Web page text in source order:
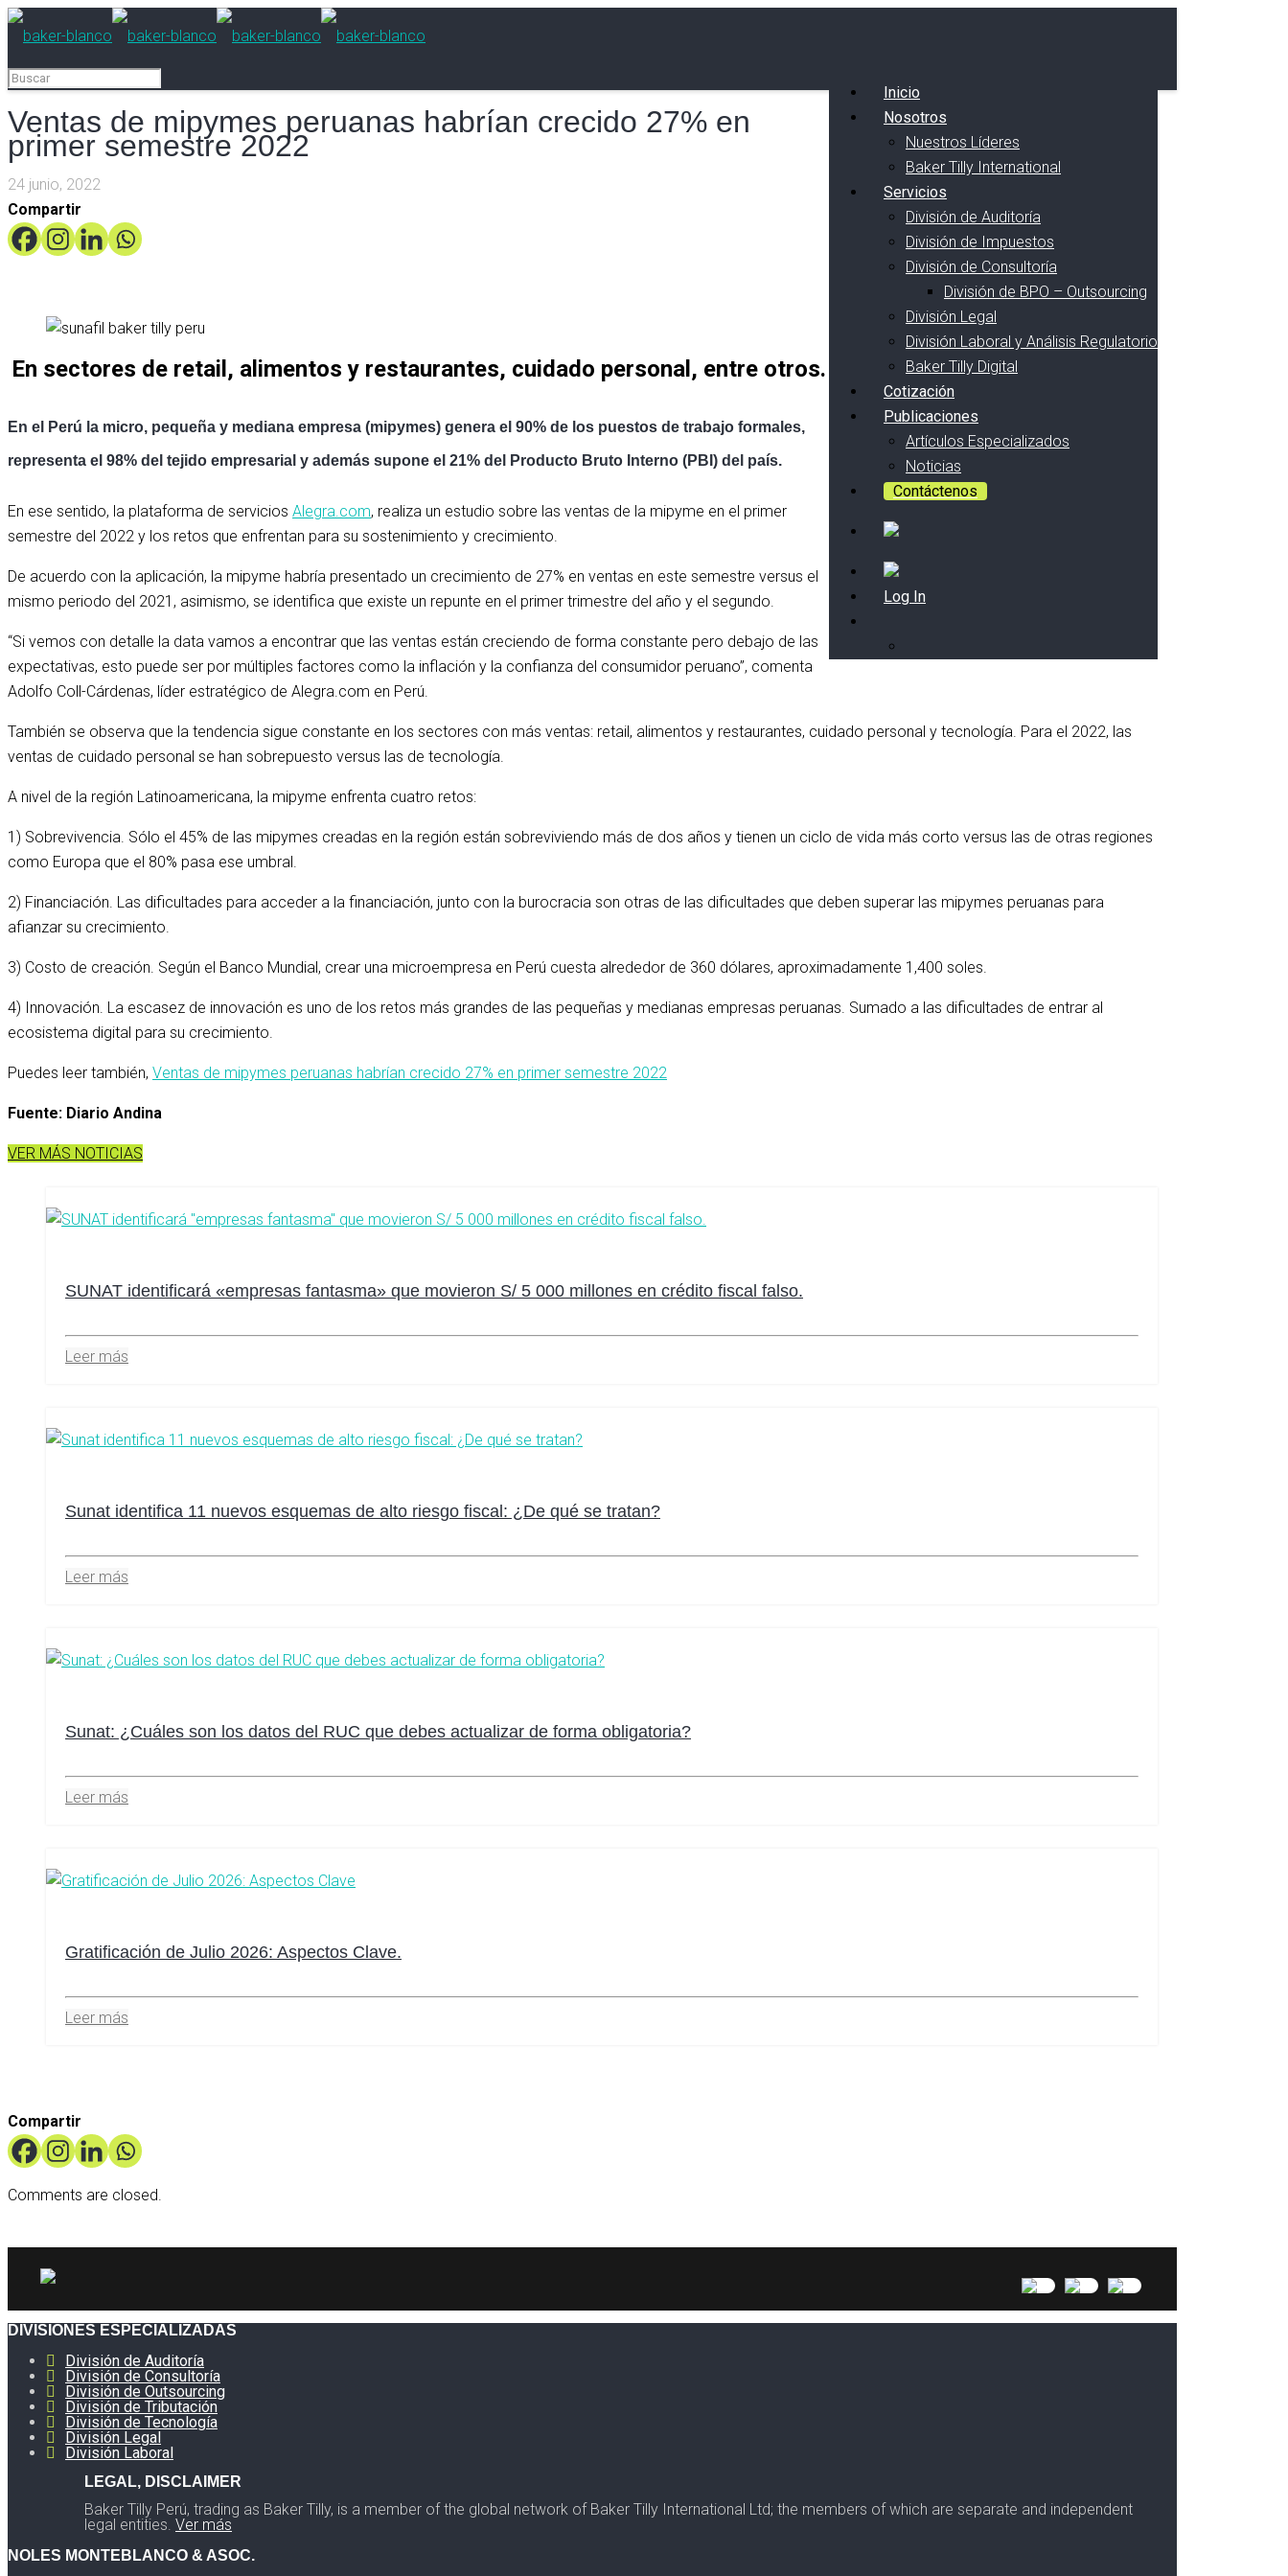
Inicio
Nosotros
Nuestros Líderes
Baker Tilly International
Servicios
División de Auditoría
División de Impuestos
División de Consultoría
División de BPO – Outsourcing
División Legal
División Laboral y Análisis Regulatorio
Baker Tilly Digital
Cotización
Publicaciones
Artículos Especializados
Noticias
Contáctenos
Log In
Ventas de mipymes peruanas habrían crecido 27% en
primer semestre 2022
24 junio, 2022
Compartir
En sectores de retail, alimentos y restaurantes, cuidado personal, entre otros.
En el Perú la micro, pequeña y mediana empresa (mipymes) genera el 90% de los puestos de trabajo formales,
representa el 98% del tejido empresarial y además supone el 21% del Producto Bruto Interno (PBI) del país.
En ese sentido, la plataforma de servicios Alegra.com, realiza un estudio sobre las ventas de la mipyme en el primer
semestre del 2022 y los retos que enfrentan para su sostenimiento y crecimiento.
De acuerdo con la aplicación, la mipyme habría presentado un crecimiento de 27% en ventas en este semestre versus el
mismo periodo del 2021, asimismo, se identifica que existe un repunte en el primer trimestre del año y el segundo.
“Si vemos con detalle la data vamos a encontrar que las ventas están creciendo de forma constante pero debajo de las
expectativas, esto puede ser por múltiples factores como la inflación y la confianza del consumidor peruano”, comenta
Adolfo Coll-Cárdenas, líder estratégico de Alegra.com en Perú.
También se observa que la tendencia sigue constante en los sectores con más ventas: retail, alimentos y restaurantes, cuidado personal y tecnología. Para el 2022, las
ventas de cuidado personal se han sobrepuesto versus las de tecnología.
A nivel de la región Latinoamericana, la mipyme enfrenta cuatro retos:
1) Sobrevivencia. Sólo el 45% de las mipymes creadas en la región están sobreviviendo más de dos años y tienen un ciclo de vida más corto versus las de otras regiones
como Europa que el 80% pasa ese umbral.
2) Financiación. Las dificultades para acceder a la financiación, junto con la burocracia son otras de las dificultades que deben superar las mipymes peruanas para
afianzar su crecimiento.
3) Costo de creación. Según el Banco Mundial, crear una microempresa en Perú cuesta alrededor de 360 dólares, aproximadamente 1,400 soles.
4) Innovación. La escasez de innovación es uno de los retos más grandes de las pequeñas y medianas empresas peruanas. Sumado a las dificultades de entrar al
ecosistema digital para su crecimiento.
Puedes leer también, Ventas de mipymes peruanas habrían crecido 27% en primer semestre 2022
Fuente: Diario Andina
VER MÁS NOTICIAS
SUNAT identificará «empresas fantasma» que movieron S/ 5 000 millones en crédito fiscal falso.
Leer más
Sunat identifica 11 nuevos esquemas de alto riesgo fiscal: ¿De qué se tratan?
Leer más
Sunat: ¿Cuáles son los datos del RUC que debes actualizar de forma obligatoria?
Leer más
Gratificación de Julio 2026: Aspectos Clave.
Leer más
Compartir
Comments are closed.
DIVISIONES ESPECIALIZADAS
División de Auditoría
División de Consultoría
División de Outsourcing
División de Tributación
División de Tecnología
División Legal
División Laboral
LEGAL, DISCLAIMER
Baker Tilly Perú, trading as Baker Tilly, is a member of the global network of Baker Tilly International Ltd; the members of which are separate and independent
legal entities. Ver más
NOLES MONTEBLANCO & ASOC.